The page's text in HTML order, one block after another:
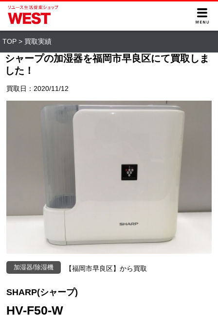
TOP > 買取実績
シャープの加湿器を福岡市早良区にて買取しま
した！
買取日：2020/11/12
加湿器/除湿機 【福岡市早良区】から買取
SHARP(シャープ)
HV-F50-W